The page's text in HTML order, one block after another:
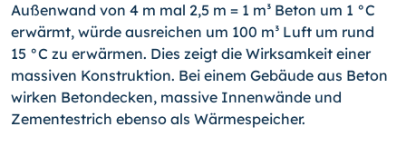
Außenwand von 4 m mal 2,5 m = 1 m³ Beton um 1 °C
erwärmt, würde ausreichen um 100 m³ Luft um rund
15 °C zu erwärmen. Dies zeigt die Wirksamkeit einer
massiven Konstruktion. Bei einem Gebäude aus Beton
wirken Betondecken, massive Innenwände und
Zementestrich ebenso als Wärmespeicher.